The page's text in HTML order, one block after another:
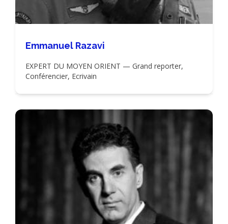
Emmanuel Razavi
EXPERT DU MOYEN ORIENT — Grand reporter,
Conférencier, Ecrivain